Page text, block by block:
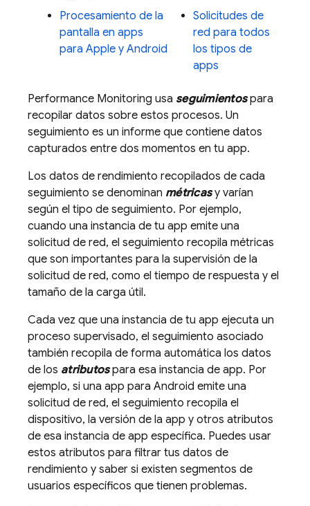
Procesamiento de la
pantalla en apps
para Apple y Android
Solicitudes de
red para todos
los tipos de
apps
Performance Monitoring usa seguimientospara
recopilar datos sobre estos procesos. Un
seguimiento es un informe que contiene datos
capturados entre dos momentos en tu app.
Los datos de rendimiento recopilados de cada
seguimiento se denominan métricasy varían
según el tipo de seguimiento. Por ejemplo,
cuando una instancia de tu app emite una
solicitud de red, el seguimiento recopila métricas
que son importantes para la supervisión de la
solicitud de red, como el tiempo de respuesta y el
tamaño de la carga útil.
Cada vez que una instancia de tu app ejecuta un
proceso supervisado, el seguimiento asociado
también recopila de forma automática los datos
de los atributospara esa instancia de app. Por
ejemplo, si una app para Android emite una
solicitud de red, el seguimiento recopila el
dispositivo, la versión de la app y otros atributos
de esa instancia de app específica. Puedes usar
estos atributos para filtrar tus datos de
rendimiento y saber si existen segmentos de
usuarios específicos que tienen problemas.